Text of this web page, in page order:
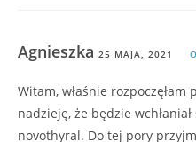
Agnieszka 25 MAJA, 2021
Witam, właśnie
nadzieję, że będzie
novothyral. Do tej pory